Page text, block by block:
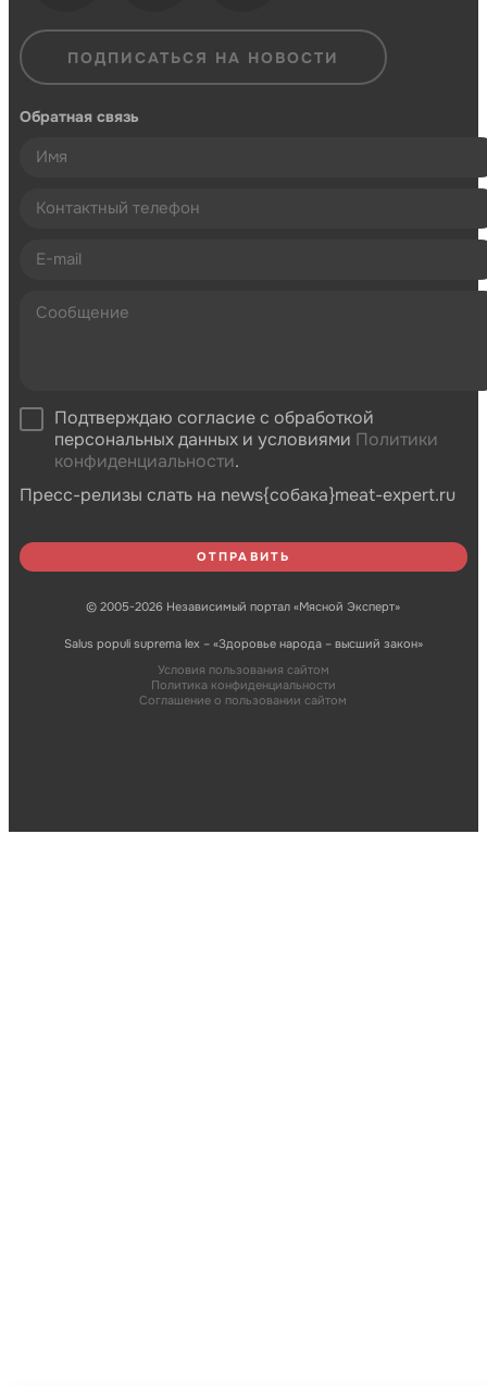
ПОДПИСАТЬСЯ НА НОВОСТИ
Обратная связь
Подтверждаю согласие с обработкой
персональных данных и условиями Политики
конфиденциальности.
Пресс-релизы слать на news{собака}meat-expert.ru
© 2005-2026 Независимый портал «Мясной Эксперт»
Salus populi suprema lex – «Здоровье народа – высший закон»
Условия пользования сайтом
Политика конфиденциальности
Соглашение о пользовании сайтом